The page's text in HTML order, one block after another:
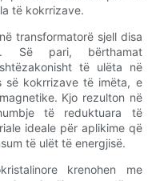
të kokrrizave.
transformatorë sjell disa
Së pari, bërthamat
të ulëta në
së kokrrizave të imëta, e
Kjo rezulton në
të reduktuara të
ideale për aplikime që
të ulët të energjisë.
krenohen me